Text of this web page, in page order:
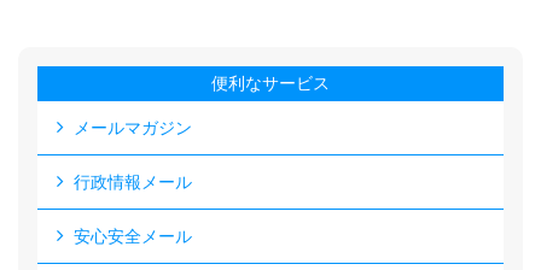
便利なサービス
メールマガジン
行政情報メール
安心安全メール